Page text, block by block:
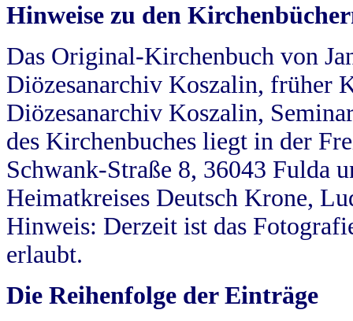
Hinweise zu den
Das Original-Kirchenbuch von
Diözesanarchiv Koszalin, früher
Diözesanarchiv Koszalin,
des Kirchenbuches liegt in der
Schwank-Straße 8, 36043 Fulda
Heimatkreises Deutsch Krone,
Hinweis: Derzeit ist das
erlaubt.
Die Reihenfolge der Einträge